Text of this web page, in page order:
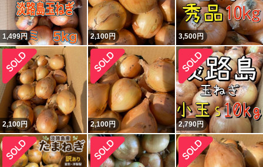
1,499円 2,100円 3,500円
2,100円 2,100円 2,790円